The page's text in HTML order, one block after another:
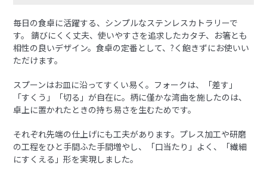
毎日の食卓に活躍する、シンプルなステンレスカトラリーで
す。 錆びにくく丈夫、使いやすさを追求したカタチ、お箸とも
相性の良いデザイン。食卓の定番として、?く飽きずにお使いい
ただけます。
スプーンはお皿に沿ってすくい易く。フォークは、「差す」
「すくう」「切る」が自在に。柄に僅かな湾曲を施したのは、
卓上に置かれたときの持ち易さを生むためです。
それぞれ先端の仕上げにも工夫があります。プレス加工や研磨
の工程をひと手間ふた手間増やし、「口当たり」よく、「繊細
にすくえる」形を実現しました。